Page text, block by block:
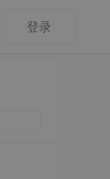
登录